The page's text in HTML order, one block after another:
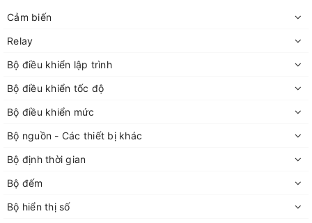
Cảm biến
Relay
Bộ điều khiển lập trình
Bộ điều khiển tốc độ
Bộ điều khiển mức
Bộ nguồn - Các thiết bị khác
Bộ định thời gian
Bộ đếm
Bộ hiển thị số